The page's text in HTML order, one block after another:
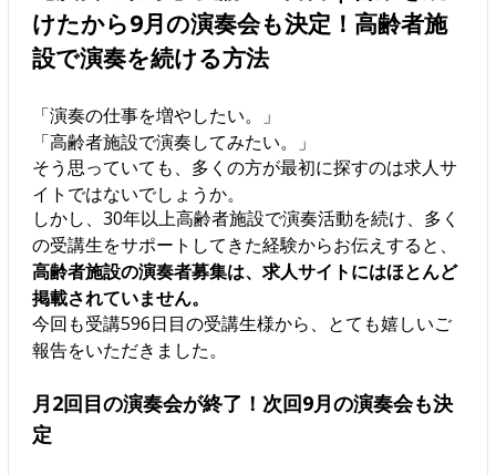
けたから9月の演奏会も決定！高齢者施
設で演奏を続ける方法
「演奏の仕事を増やしたい。」
「高齢者施設で演奏してみたい。」
そう思っていても、多くの方が最初に探すのは求人サ
イトではないでしょうか。
しかし、30年以上高齢者施設で演奏活動を続け、多く
の受講生をサポートしてきた経験からお伝えすると、
高齢者施設の演奏者募集は、求人サイトにはほとんど
掲載されていません。
今回も受講596日目の受講生様から、とても嬉しいご
報告をいただきました。
月2回目の演奏会が終了！次回9月の演奏会も決
定